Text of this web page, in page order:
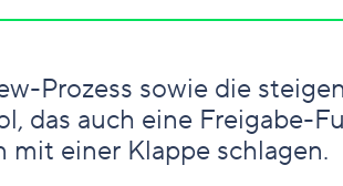
Prozess sowie die
das auch eine Freigabe-
einer Klappe schlagen.